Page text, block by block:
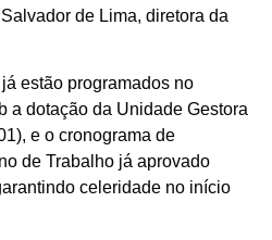
de Lima, diretora da
estão programados no
a dotação da Unidade Gestora
e o cronograma de
de Trabalho já aprovado
celeridade no início